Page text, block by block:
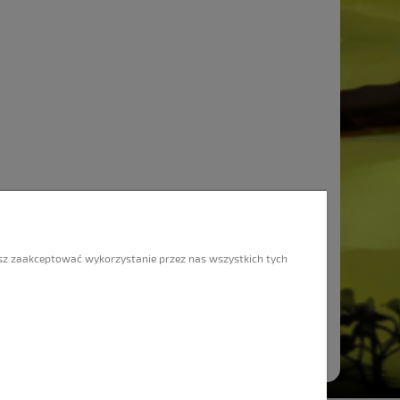
Co jest GRAne ?
zaakceptować wykorzystanie przez nas wszystkich tych